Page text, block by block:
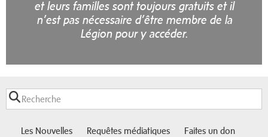
et leurs familles sont toujours gratuits et il
n’est pas nécessaire d’être membre de la
Légion pour y accéder.
Les Nouvelles Requêtes médiatiques Faites un don